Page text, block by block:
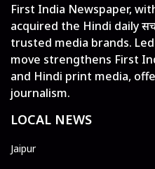
First India Newspaper,
acquired the Hindi daily
trusted media brands.
move strengthens First
and Hindi print media,
journalism.
LOCAL NEWS
Jaipur